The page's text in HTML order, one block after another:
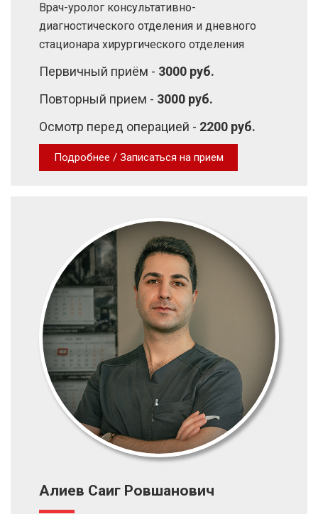
Врач-уролог консультативно-
диагностического отделения и дневного
стационара хирургического отделения
Первичный приём - 3000 руб.
Повторный прием - 3000 руб.
Осмотр перед операцией - 2200 руб.
Подробнее / Записаться на прием
Алиев Саиг Ровшанович